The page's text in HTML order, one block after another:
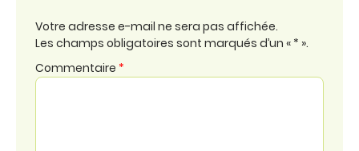
Votre adresse e-mail ne sera pas affichée.
Les champs obligatoires sont marqués d’un « * ».
Commentaire *